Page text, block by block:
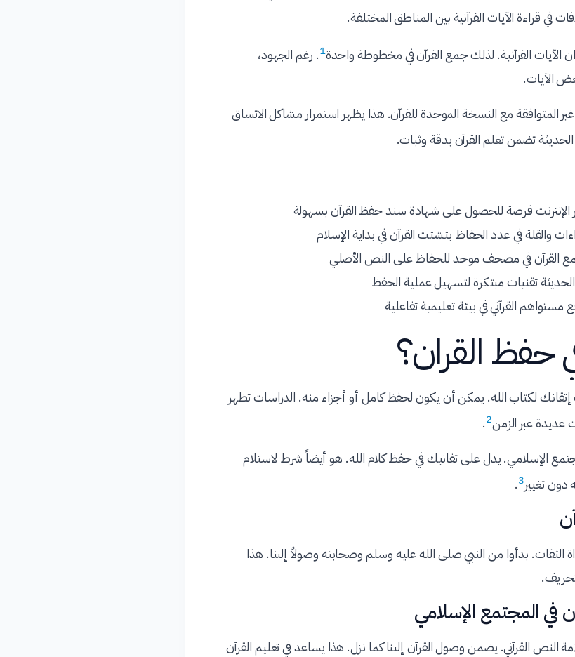
في قراءة الآيات القرآنية بين المناطق المختلفة.
الآيات القرآنية. لذلك جمع القرآن في مخطوطة واحدة1. رغم الجهود،
الآيات.
مع النسخة الموحدة للقرآن. هذا يظهر استمرار مشاكل الاتساق
تضمن تعلم القرآن بدقة وثبات.
الإنترنت فرصة للحصول على شهادة سند حفظ القرآن بسهولة
والقلة في عدد الحفاظ بتشتت القرآن في بداية الإسلام
القرآن في مصحف موحد للحفاظ على النص الأصلي
تقنيات مبتكرة لتسهيل عملية الحفظ
مستواهم القرآني في بيئة تعليمية تفاعلية
حفظ القران؟
لكتاب الله. يمكن أن يكون لحفظ كامل أو أجزاء منه. الدراسات تظهر
عديدة عبر الزمن2
.
الإسلامي. يدل على تفانيك في حفظ كلام الله. هو أيضاً شرط لاستلام
تغيير3
.
بدأوا من النبي صلى الله عليه وسلم وصحابته وصولاً إلىنا. هذا
في المجتمع الإسلامي
القرآني. يضمن وصول القرآن إلىنا كما نزل. هذا يساعد في تعليم القرآن